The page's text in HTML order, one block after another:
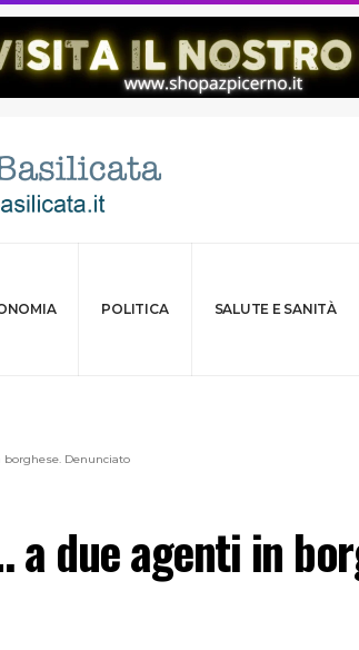
POLITICA SALUTE E SANITÀ
borghese. Denunciato
due agenti in